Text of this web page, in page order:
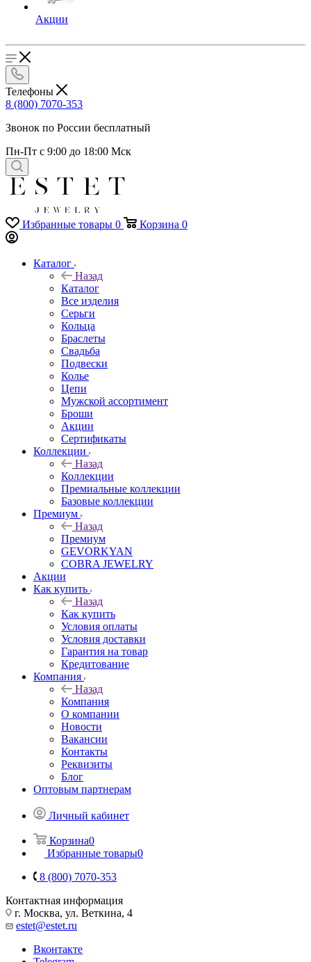
Акции
Телефоны
8 (800) 7070-353
Звонок по России бесплатный
Пн-Пт с 9:00 до 18:00 Мск
Избранные товары 0 Корзина 0
Каталог
Назад
Каталог
Все изделия
Серьги
Кольца
Браслеты
Свадьба
Подвески
Колье
Цепи
Мужской ассортимент
Броши
Акции
Сертификаты
Коллекции
Назад
Коллекции
Премиальные коллекции
Базовые коллекции
Премиум
Назад
Премиум
GEVORKYAN
COBRA JEWELRY
Акции
Как купить
Назад
Как купить
Условия оплаты
Условия доставки
Гарантия на товар
Кредитование
Компания
Назад
Компания
О компании
Новости
Вакансии
Контакты
Реквизиты
Блог
Оптовым партнерам
Личный кабинет
Корзина0
Избранные товары0
8 (800) 7070-353
Контактная информация
г. Москва, ул. Веткина, 4
estet@estet.ru
Вконтакте